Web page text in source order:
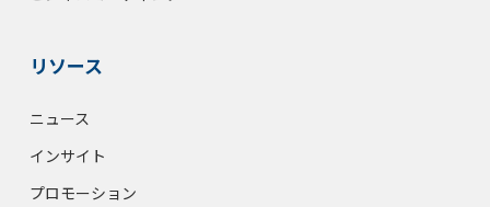
リソース
ニュース
インサイト
プロモーション